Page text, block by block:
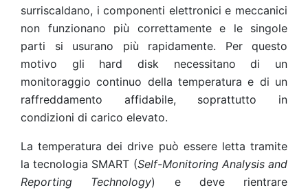
surriscaldano, i componenti elettronici e meccanici
non funzionano più correttamente e le singole
parti si usurano più rapidamente. Per questo
motivo gli hard disk necessitano di un
monitoraggio continuo della temperatura e di un
raffreddamento affidabile, soprattutto in
condizioni di carico elevato.
La temperatura dei drive può essere letta tramite
la tecnologia SMART (Self-Monitoring Analysis and
Reporting Technology) e deve rientrare